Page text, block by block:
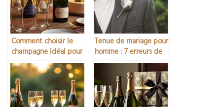
Comment choisir le
champagne idéal pour
un anniversaire
Tenue de mariage pour
homme : 7 erreurs de
style à éviter
absolument